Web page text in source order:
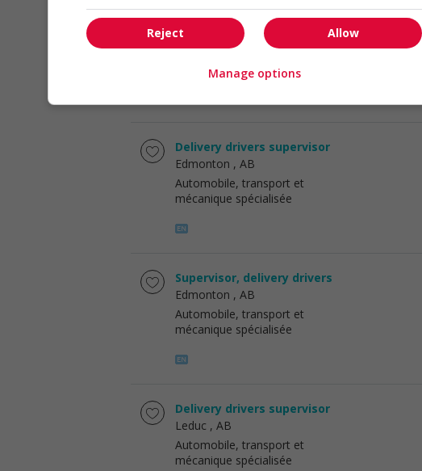
Supervisor, truck drivers
Leduc
Automobile, transport et
mécanique spécialisée
Delivery drivers supervisor
Edmonton , AB
Automobile, transport et
mécanique spécialisée
Supervisor, delivery drivers
Edmonton , AB
Automobile, transport et
mécanique spécialisée
Delivery drivers supervisor
Leduc , AB
Automobile, transport et
mécanique spécialisée
Allow
Reject
Manage options